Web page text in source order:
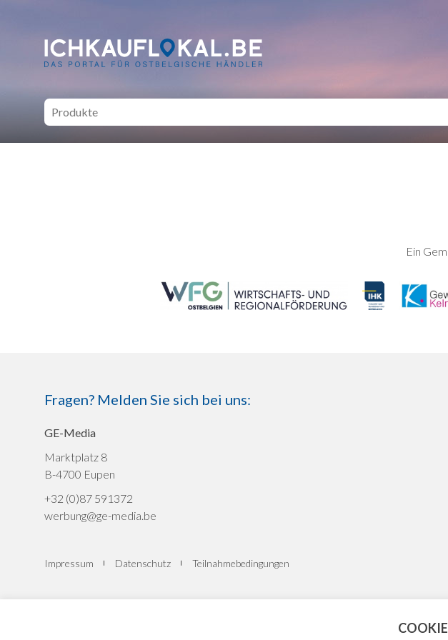
ich kauf lokal - Bei lokalen Händlern
Ein
Fragen? Melden Sie sich bei uns:
GE-Media
Marktplatz 8
B-4700 Eupen
+32 (0)87 591372
werbung@ge-media.be
Impressum Datenschutz Teilnahmebedingungen